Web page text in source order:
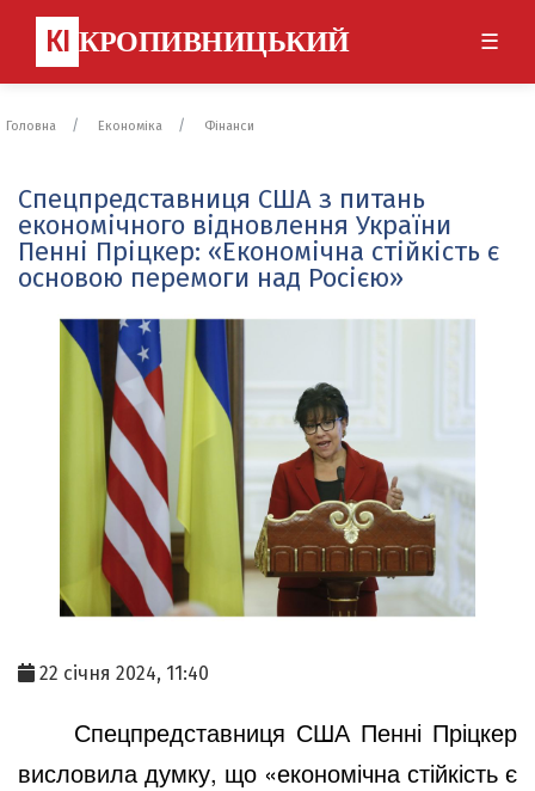
КІ КРОПИВНИЦЬКИЙ ☰
Головна Економіка Фінанси
Спецпредставниця США з питань
економічного відновлення України
Пенні Пріцкер: «Економічна стійкість є
основою перемоги над Росією»
22 січня 2024, 11:40
Спецпредставниця США Пенні Пріцкер
висловила думку, що «економічна стійкість є